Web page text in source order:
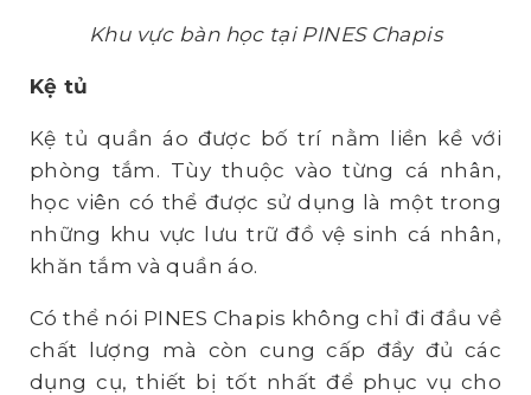
Khu vực bàn học tại PINES Chapis
Kệ tủ
Kệ tủ quần áo được bố trí nằm liền kề với
phòng tắm. Tùy thuộc vào từng cá nhân,
học viên có thể được sử dụng là một trong
những khu vực lưu trữ đồ vệ sinh cá nhân,
khăn tắm và quần áo.
Có thể nói PINES Chapis không chỉ đi đầu về
chất lượng mà còn cung cấp đầy đủ các
dụng cụ, thiết bị tốt nhất để phục vụ cho